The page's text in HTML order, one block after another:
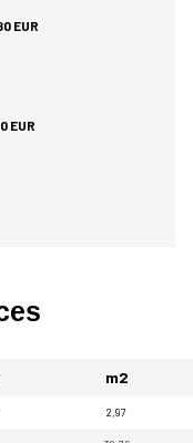
EUR
EUR
m2
2,97